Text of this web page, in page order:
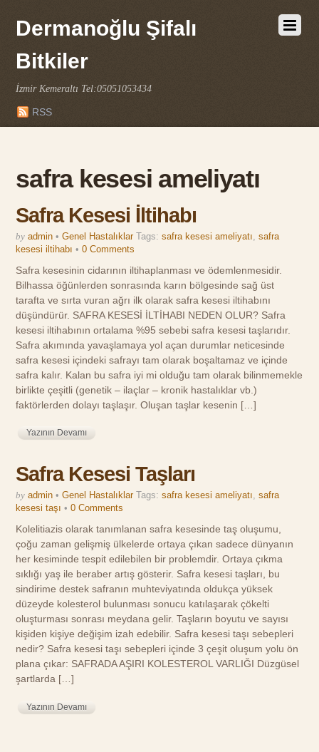
Dermanoğlu Şifalı
Bitkiler
İzmir Kemeraltı Tel:05051053434
RSS
safra kesesi ameliyatı
Safra Kesesi İltihabı
by admin • Genel Hastalıklar Tags:safra kesesi ameliyatı,safra
kesesi iltihabı •0 Comments
Safra kesesinin cidarının iltihaplanması ve ödemlenmesidir.
Bilhassa öğünlerden sonrasında karın bölgesinde sağ üst
tarafta ve sırta vuran ağrı ilk olarak safra kesesi iltihabını
düşündürür. SAFRA KESESİ İLTİHABI NEDEN OLUR? Safra
kesesi iltihabının ortalama %95 sebebi safra kesesi taşlarıdır.
Safra akımında yavaşlamaya yol açan durumlar neticesinde
safra kesesi içindeki safrayı tam olarak boşaltamaz ve içinde
safra kalır. Kalan bu safra iyi mi olduğu tam olarak bilinmemekle
birlikte çeşitli (genetik – ilaçlar – kronik hastalıklar vb.)
faktörlerden dolayı taşlaşır. Oluşan taşlar kesenin […]
Yazının Devamı
Safra Kesesi Taşları
by admin • Genel Hastalıklar Tags:safra kesesi ameliyatı,safra
kesesi taşı •0 Comments
Kolelitiazis olarak tanımlanan safra kesesinde taş oluşumu,
çoğu zaman gelişmiş ülkelerde ortaya çıkan sadece dünyanın
her kesiminde tespit edilebilen bir problemdir. Ortaya çıkma
sıklığı yaş ile beraber artış gösterir. Safra kesesi taşları, bu
sindirime destek safranın muhteviyatında oldukça yüksek
düzeyde kolesterol bulunması sonucu katılaşarak çökelti
oluşturması sonrası meydana gelir. Taşların boyutu ve sayısı
kişiden kişiye değişim izah edebilir. Safra kesesi taşı sebepleri
nedir? Safra kesesi taşı sebepleri içinde 3 çeşit oluşum yolu ön
plana çıkar: SAFRADA AŞIRI KOLESTEROL VARLIĞI Düzgüsel
şartlarda […]
Yazının Devamı